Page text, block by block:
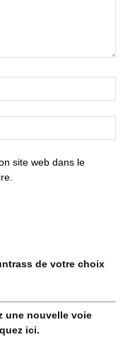
site web dans le
de votre choix
une nouvelle voie
ici.